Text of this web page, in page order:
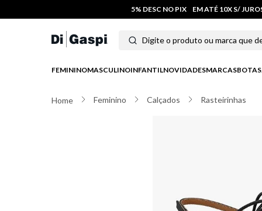
5% DESC NO PIX EM ATÉ 10X S/
Digite o produto ou marca que
FEMININOMASCULINOINFANTILNOVIDADESMARCASBOTAS
Feminino Calçados Rasteirinhas